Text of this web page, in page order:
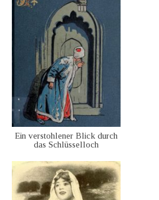
Ein verstohlener Blick durch
das Schlüsselloch